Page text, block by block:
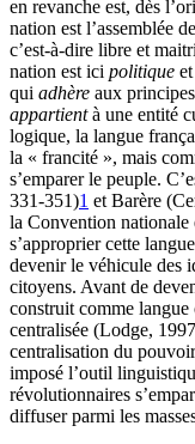
en revanche est, dès
nation est l’assemblée
c’est-à-dire libre et
nation est ici politique
qui adhère aux
appartientà une entité
logique, la langue
la « francité », mais
s’emparer le peuple.
331‑351)1 et Barère
la Convention
s’approprier cette
devenir le véhicule des
citoyens. Avant de
construit comme
centralisée (Lodge,
centralisation du
imposé l’outil
révolutionnaires
diffuser parmi les